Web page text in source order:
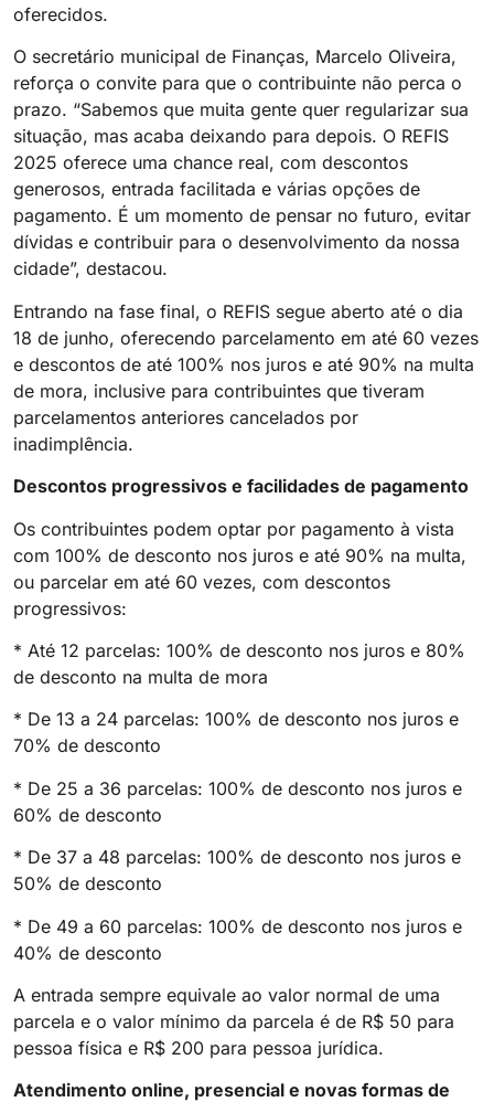
oferecidos.
O secretário municipal de Finanças, Marcelo Oliveira,
reforça o convite para que o contribuinte não perca o
prazo. “Sabemos que muita gente quer regularizar sua
situação, mas acaba deixando para depois. O REFIS
2025 oferece uma chance real, com descontos
generosos, entrada facilitada e várias opções de
pagamento. É um momento de pensar no futuro, evitar
dívidas e contribuir para o desenvolvimento da nossa
cidade”, destacou.
Entrando na fase final, o REFIS segue aberto até o dia
18 de junho, oferecendo parcelamento em até 60 vezes
e descontos de até 100% nos juros e até 90% na multa
de mora, inclusive para contribuintes que tiveram
parcelamentos anteriores cancelados por
inadimplência.
Descontos progressivos e facilidades de pagamento
Os contribuintes podem optar por pagamento à vista
com 100% de desconto nos juros e até 90% na multa,
ou parcelar em até 60 vezes, com descontos
progressivos:
* Até 12 parcelas: 100% de desconto nos juros e 80%
de desconto na multa de mora
* De 13 a 24 parcelas: 100% de desconto nos juros e
70% de desconto
* De 25 a 36 parcelas: 100% de desconto nos juros e
60% de desconto
* De 37 a 48 parcelas: 100% de desconto nos juros e
50% de desconto
* De 49 a 60 parcelas: 100% de desconto nos juros e
40% de desconto
A entrada sempre equivale ao valor normal de uma
parcela e o valor mínimo da parcela é de R$ 50 para
pessoa física e R$ 200 para pessoa jurídica.
Atendimento online, presencial e novas formas de